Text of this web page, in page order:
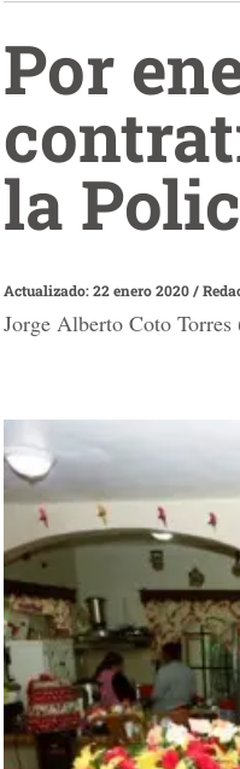
Por
la
Actualizado: 22 enero 2020/
Jorge Alberto Coto Torres